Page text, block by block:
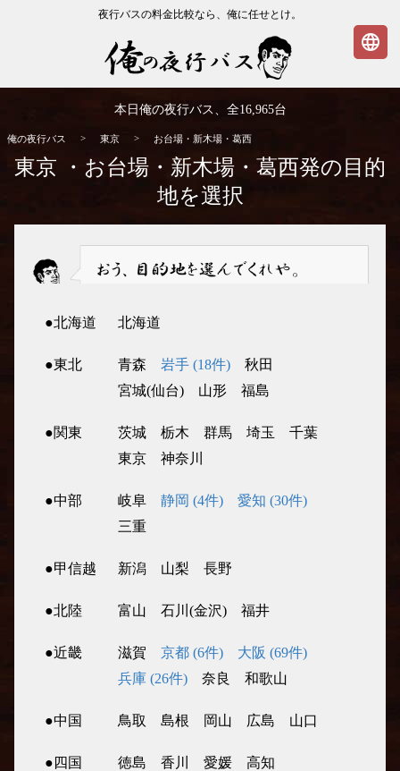
夜行バスの料金比較なら、俺に任せとけ。
本日俺の夜行バス、全16,965台
俺の夜行バス > 東京 > お台場・新木場・葛西
東京 ・お台場・新木場・葛西発の目的
地を選択
●北海道 北海道
●東北 青森 岩手 (18件)
秋田
宮城(仙台)
山形 福島
●関東 茨城 栃木 群馬 埼玉
千葉
東京
神奈川
●中部 岐阜 静岡 (4件)
愛知 (30件)
三重
●甲信越 新潟 山梨 長野
●北陸 富山 石川(金沢) 福井
●近畿 滋賀 京都 (6件)
大阪 (69件)
兵庫 (26件)
奈良 和歌山
●中国 鳥取 島根 岡山 広島 山口
●四国 徳島 香川 愛媛 高知
language